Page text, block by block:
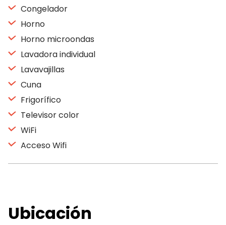
Congelador
Horno
Horno microondas
Lavadora individual
Lavavajillas
Cuna
Frigorífico
Televisor color
WiFi
Acceso Wifi
Ubicación